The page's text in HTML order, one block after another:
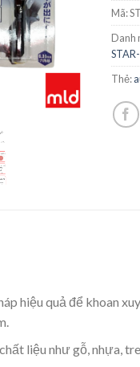
Mã:
Danh
Thẻ:
hiệu quả để khoan
liệu như gỗ, nhựa,